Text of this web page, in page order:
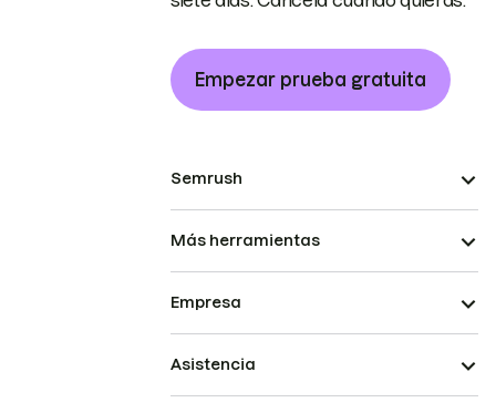
Empezar prueba gratuita
Semrush
Más herramientas
Empresa
Asistencia